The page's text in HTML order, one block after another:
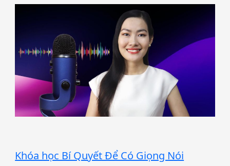
Khóa học Bí Quyết Để Có Giọng Nói